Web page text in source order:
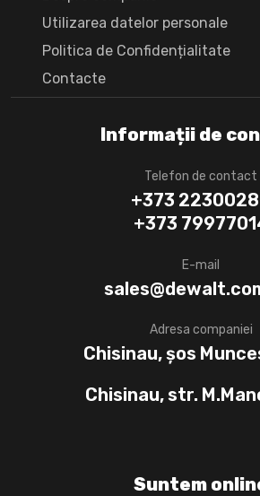
Informații de
Telefon de contact
+373
+373
E-mail
Adresa companiei
Chisinau, șos
Chisinau, str.
Utilizarea datelor personale
Politica de Confidențialitate
Сontacte
Suntem